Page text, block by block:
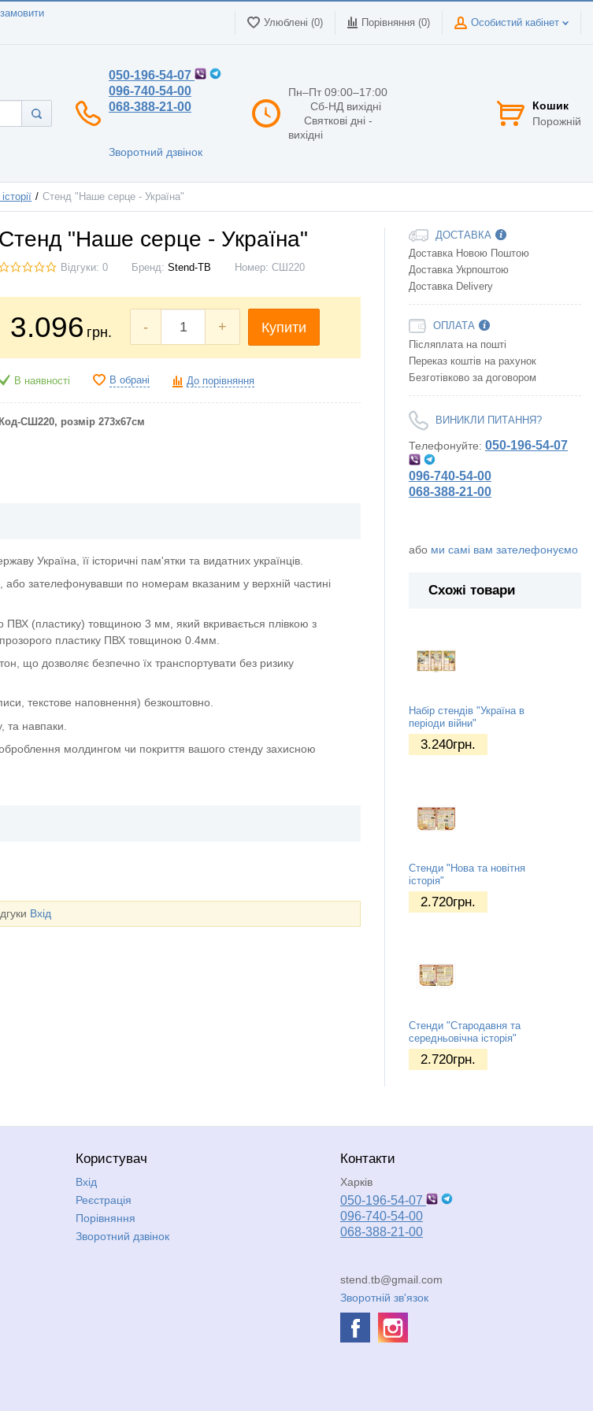
Улюблені (0) Порівняння (0) Особистий кабінет
050-196-54-07
096-740-54-00
068-388-21-00
Зворотний дзвінок
Пн–Пт 09:00–17:00
Сб-НД вихідні
Святкові дні -
вихідні
Кошик
Порожній
Стенд "Наше серце - Україна"
Стенд "Наше серце - Україна"
Відгуки: 0 Бренд: Stend-TB Номер: СШ220
3.096 грн. - + Купити
В наявності В обрані До порівняння
Код-СШ220, розмір 273х67см
Україна, її історичні пам'ятки та видатних українців.
зателефонувавши по номерам вказаним у верхній частині
ПВХ (пластику) товщиною 3 мм, який вкривається плівкою з
пластику ПВХ товщиною 0.4мм.
що дозволяє безпечно їх транспортувати без ризику
текстове наповнення) безкоштовно.
та навпаки.
молдингом чи покриття вашого стенду захисною
Вхід
ДОСТАВКА
Доставка Новою Поштою
Доставка Укрпоштою
Доставка Delivery
ОПЛАТА
Післяплата на пошті
Переказ коштів на рахунок
Безготівково за договором
ВИНИКЛИ ПИТАННЯ?
Телефонуйте: 050-196-54-07
096-740-54-00
068-388-21-00
або ми самі вам зателефонуємо
Схожі товари
Набір стендів "Україна в
періоди війни"
3.240грн.
Стенди "Нова та новітня
історія"
2.720грн.
Стенди "Стародавня та
середньовічна історія"
2.720грн.
Користувач
Вхід
Реєстрація
Порівняння
Зворотний дзвінок
Контакти
Харків
050-196-54-07
096-740-54-00
068-388-21-00
stend.tb@gmail.com
Зворотній зв'язок